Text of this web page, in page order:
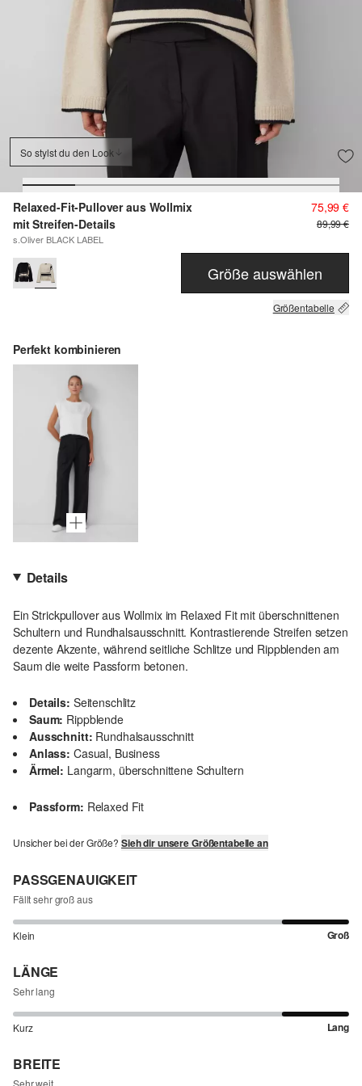
So stylst du den Look
Relaxed-Fit-Pullover aus Wollmix
mit Streifen-Details
s.Oliver BLACK LABEL
75,99 €
89,99 €
Größe auswählen
Größentabelle
Perfekt kombinieren
Details
Ein Strickpullover aus Wollmix im Relaxed Fit mit überschnittenen
Schultern und Rundhalsausschnitt. Kontrastierende Streifen setzen
dezente Akzente, während seitliche Schlitze und Rippblenden am
Saum die weite Passform betonen.
Details: Seitenschlitz
Saum: Rippblende
Ausschnitt: Rundhalsausschnitt
Anlass: Casual, Business
Ärmel: Langarm, überschnittene Schultern
Passform: Relaxed Fit
Unsicher bei der Größe? Sieh dir unsere Größentabelle an
PASSGENAUIGKEIT
Fällt sehr groß aus
Klein Groß
LÄNGE
Sehr lang
Kurz Lang
BREITE
Sehr weit